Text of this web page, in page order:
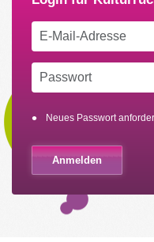
Neues Passwort